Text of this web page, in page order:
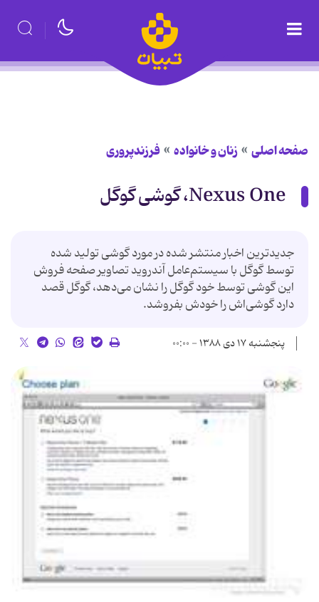
صفحه اصلی زنان و خانواده فرزندپروری
Nexus One، گوشی گوگل
جدیدترین اخبار منتشر شده در مورد گوشی تولید شده
توسط گوگل با سیستم‌عامل آندروید تصاویر صفحه فروش
این گوشی توسط خود گوگل را نشان می‌دهد، گوگل قصد
دارد گوشی‌اش را خودش بفروشد.
پنجشنبه ۱۷ دی ۱۳۸۸ - ۰۰:۰۰